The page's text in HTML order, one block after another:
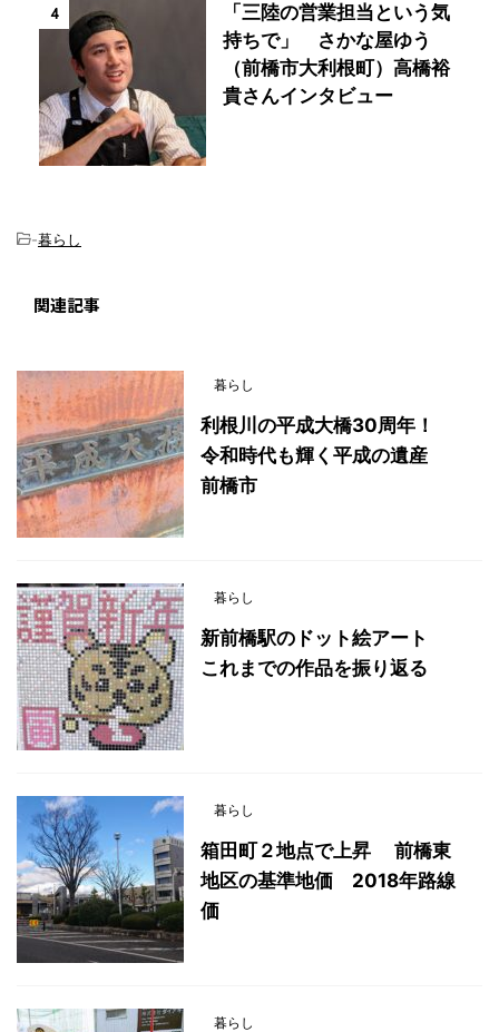
4
「三陸の営業担当という気
持ちで」 さかな屋ゆう
（前橋市大利根町）高橋裕
貴さんインタビュー
-暮らし
関連記事
暮らし
利根川の平成大橋30周年！
令和時代も輝く平成の遺産
前橋市
暮らし
新前橋駅のドット絵アート
これまでの作品を振り返る
暮らし
箱田町２地点で上昇 前橋東
地区の基準地価 2018年路線
価
暮らし